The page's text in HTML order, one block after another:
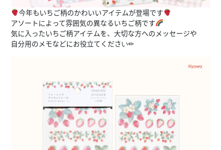
今年もいちご柄のかわいいアイテムが登場です
アソートによって雰囲気の異なるいちご柄です
気に入ったいちご柄アイテムを、大切な方へのメッセージや
自分用のメモなどにお役立てください✏